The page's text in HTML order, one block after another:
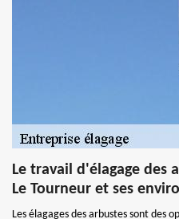
Le travail d'élagage des
Le Tourneur et ses
Les élagages des arbustes sont des